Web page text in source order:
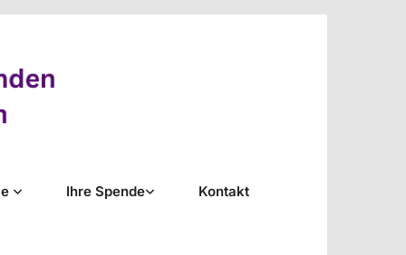
Ihre Spende Kontakt